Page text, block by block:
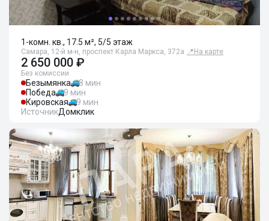
1-комн. кв., 17.5 м², 5/5 этаж
Самара, 12-й м-н, проспект Карла Маркса, 372а 📍 На карте
2 650 000 ₽
Без комиссии
Безымянка
8 мин
Победа
9 мин
Кировская
9 мин
ИсточникДомклик